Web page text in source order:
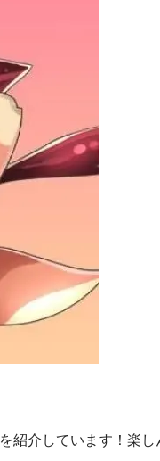
紹介しています！楽し